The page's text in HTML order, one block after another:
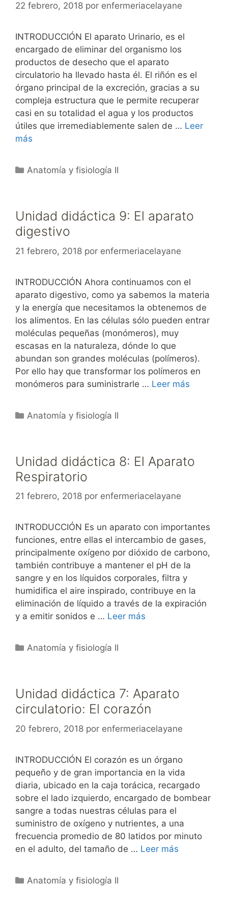
22 febrero, 2018 por enfermeriacelayane
INTRODUCCIÓN El aparato Urinario, es el
encargado de eliminar del organismo los
productos de desecho que el aparato
circulatorio ha llevado hasta él. El riñón es el
órgano principal de la excreción, gracias a su
compleja estructura que le permite recuperar
casi en su totalidad el agua y los productos
útiles que irremediablemente salen de … Leer
más
Categorías
Anatomía y fisiología II
Unidad didáctica 9: El aparato
digestivo
21 febrero, 2018 por enfermeriacelayane
INTRODUCCIÓN Ahora continuamos con el
aparato digestivo, como ya sabemos la materia
y la energía que necesitamos la obtenemos de
los alimentos. En las células sólo pueden entrar
moléculas pequeñas (monómeros), muy
escasas en la naturaleza, dónde lo que
abundan son grandes moléculas (polímeros).
Por ello hay que transformar los polímeros en
monómeros para suministrarle … Leer más
Categorías
Anatomía y fisiología II
Unidad didáctica 8: El Aparato
Respiratorio
21 febrero, 2018 por enfermeriacelayane
INTRODUCCIÓN Es un aparato con importantes
funciones, entre ellas el intercambio de gases,
principalmente oxígeno por dióxido de carbono,
también contribuye a mantener el pH de la
sangre y en los líquidos corporales, filtra y
humidifica el aire inspirado, contribuye en la
eliminación de líquido a través de la expiración
y a emitir sonidos e … Leer más
Categorías
Anatomía y fisiología II
Unidad didáctica 7: Aparato
circulatorio: El corazón
20 febrero, 2018 por enfermeriacelayane
INTRODUCCIÓN El corazón es un órgano
pequeño y de gran importancia en la vida
diaria, ubicado en la caja torácica, recargado
sobre el lado izquierdo, encargado de bombear
sangre a todas nuestras células para el
suministro de oxígeno y nutrientes, a una
frecuencia promedio de 80 latidos por minuto
en el adulto, del tamaño de … Leer más
Categorías
Anatomía y fisiología II